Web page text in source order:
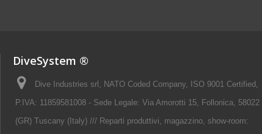
DiveSystem ®
Dive Industries srl, NATO Coded Company, ISO 9001 Certified,
P.IVA: 11859581008 - Sede Legale: Via Amorotti 15, Follonica, 58022
(GR) Tuscany (Italy) /// Reparti produttivi, magazzino, show-room: